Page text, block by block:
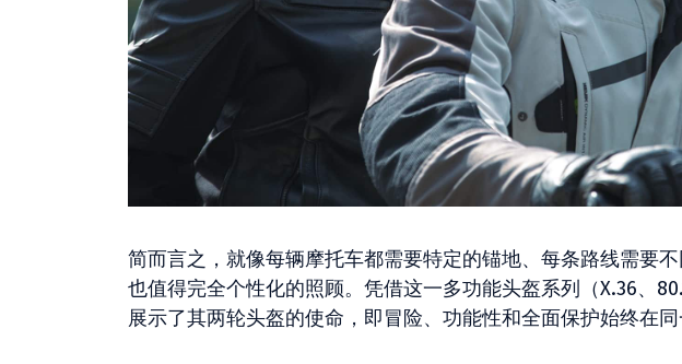
简而言之，就像每辆摩托车都需要特定的锚地、每条路线需要
也值得完全个性化的照顾。凭借这一多功能头盔系列（X.36、
展示了其两轮头盔的使命，即冒险、功能性和全面保护始终在同